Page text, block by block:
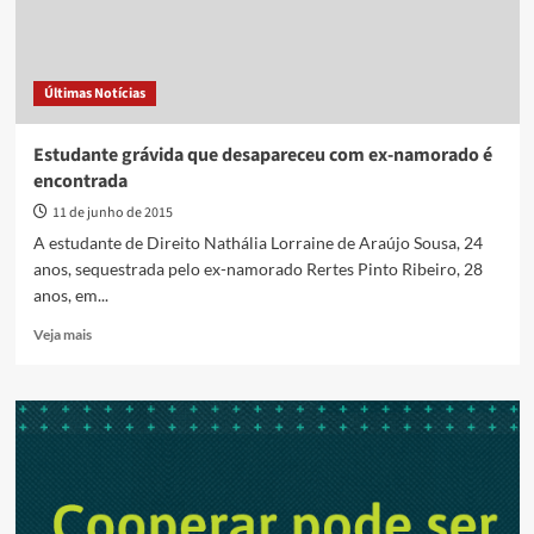
Últimas Notícias
Estudante grávida que desapareceu com ex-namorado é
encontrada
11 de junho de 2015
A estudante de Direito Nathália Lorraine de Araújo Sousa, 24
anos, sequestrada pelo ex-namorado Rertes Pinto Ribeiro, 28
anos, em...
Veja maisRead
Estudante
grávida
ex-